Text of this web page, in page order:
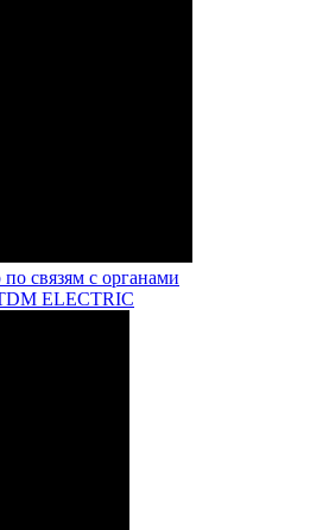
связям с органами
ELECTRIC